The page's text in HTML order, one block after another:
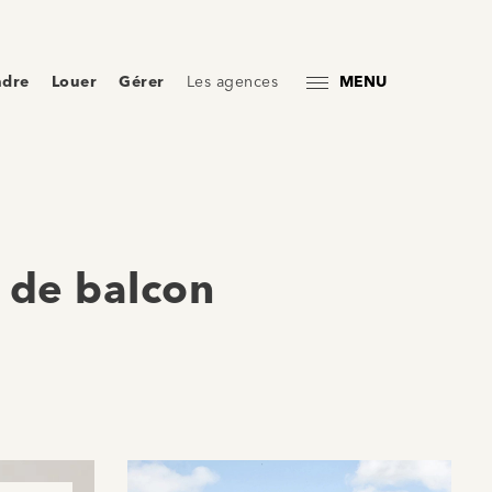
Louer Gérer Les agences MENU
balcon